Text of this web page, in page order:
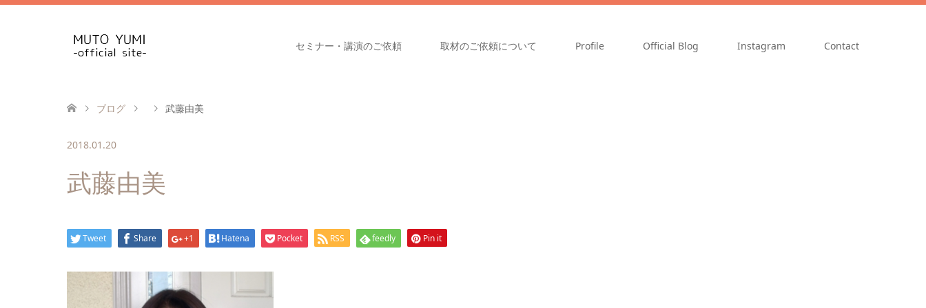
セミナー・講演のご依頼 取材のご依頼について Profile Official Blog Instagram Contact
ブログ 武藤由美
2018.01.20
武藤由美
Tweet Share +1 Hatena Pocket RSS feedly Pin it